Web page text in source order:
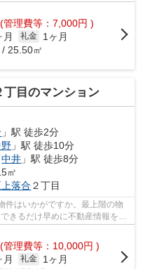
(管理費等：7,000円 )
月 礼金
1ヶ月
25.50㎡
丁目のマンション
」駅 徒歩2分
」駅 徒歩10分
中井 」駅 徒歩8分
㎡
上落合 ２丁目
件はいかがですか。最上階の物
きるだけ早めに不動産情報を集
(管理費等：10,000円 )
月 礼金
1ヶ月